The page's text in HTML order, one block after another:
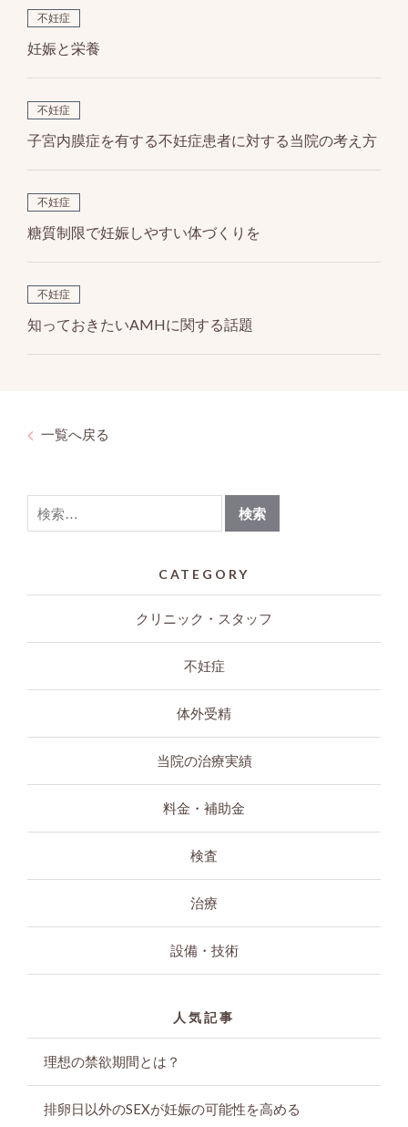
不妊症
妊娠と栄養
不妊症
子宮内膜症を有する不妊症患者に対する当院の考え方
不妊症
糖質制限で妊娠しやすい体づくりを
不妊症
知っておきたいAMHに関する話題
一覧へ戻る
CATEGORY
クリニック・スタッフ
不妊症
体外受精
当院の治療実績
料金・補助金
検査
治療
設備・技術
人気記事
理想の禁欲期間とは？
排卵日以外のSEXが妊娠の可能性を高める